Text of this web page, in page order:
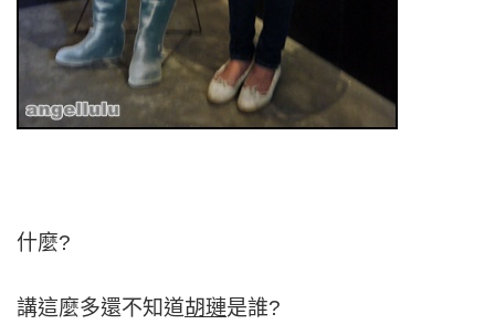
什麼?
講這麼多還不知道胡璉是誰?